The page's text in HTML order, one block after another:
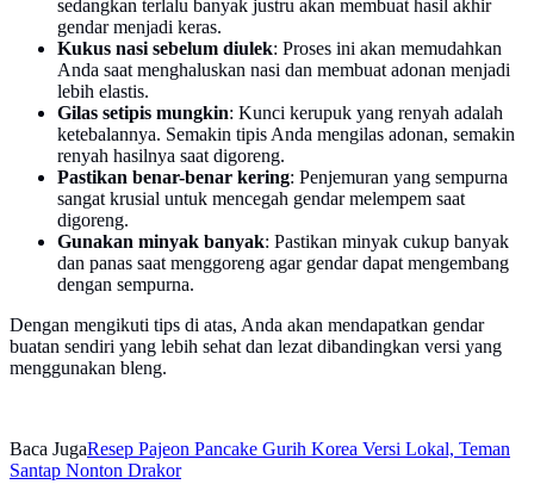
sedangkan terlalu banyak justru akan membuat hasil akhir
gendar menjadi keras.
Kukus nasi sebelum diulek: Proses ini akan memudahkan
Anda saat menghaluskan nasi dan membuat adonan menjadi
lebih elastis.
Gilas setipis mungkin: Kunci kerupuk yang renyah adalah
ketebalannya. Semakin tipis Anda mengilas adonan, semakin
renyah hasilnya saat digoreng.
Pastikan benar-benar kering: Penjemuran yang sempurna
sangat krusial untuk mencegah gendar melempem saat
digoreng.
Gunakan minyak banyak: Pastikan minyak cukup banyak
dan panas saat menggoreng agar gendar dapat mengembang
dengan sempurna.
Dengan mengikuti tips di atas, Anda akan mendapatkan gendar
buatan sendiri yang lebih sehat dan lezat dibandingkan versi yang
menggunakan bleng.
Baca JugaResep Pajeon Pancake Gurih Korea Versi Lokal, Teman
Santap Nonton Drakor